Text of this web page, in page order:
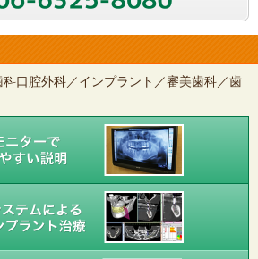
口腔外科／インプラント／審美歯科／歯